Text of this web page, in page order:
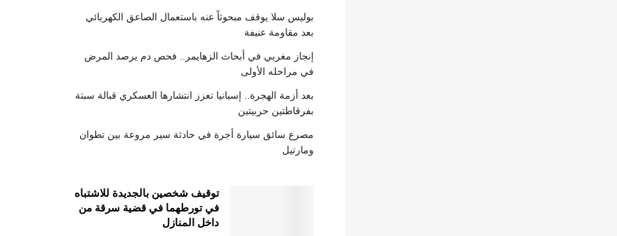
بوليس سلا يوقف مبحوثاً عنه باستعمال الصاعق الكهربائي
بعد مقاومة عنيفة
إنجاز مغربي في أبحاث الزهايمر.. فحص دم يرصد المرض
في مراحله الأولى
بعد أزمة الهجرة.. إسبانيا تعزز انتشارها العسكري قبالة سبتة
بفرقاطتين حربيتين
مصرع سائق سيارة أجرة في حادثة سير مروعة بين تطوان
ومارتيل
توقيف شخصين بالجديدة للاشتباه
في تورطهما في قضية سرقة من
داخل المنازل